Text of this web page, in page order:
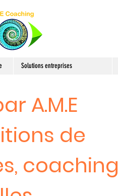
Solutions entreprises
A.M.E
de
coaching